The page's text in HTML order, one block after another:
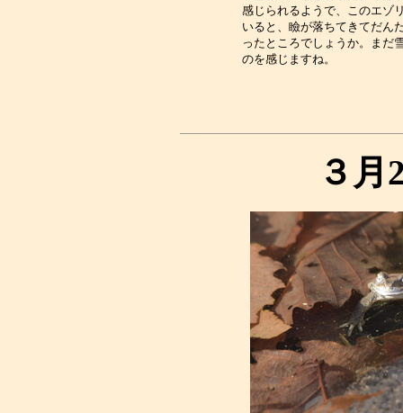
感じられるようで、このエゾ
いると、瞼が落ちてきてだん
ったところでしょうか。まだ
３月